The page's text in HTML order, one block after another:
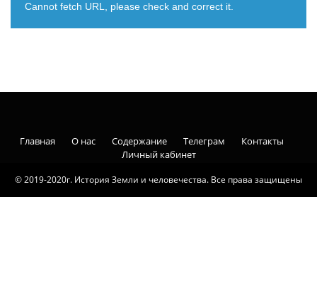
Cannot fetch URL, please check and correct it.
© 2019-2020г. История Земли и человечества. Все права защищены
Главная О нас Содержание Телеграм
Контакты
Личный кабинет